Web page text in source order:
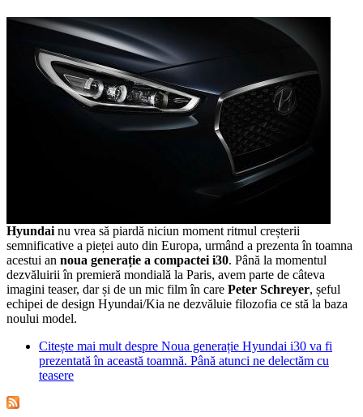
Hyundai nu vrea să piardă niciun moment ritmul creșterii
semnificative a pieței auto din Europa, urmând a prezenta în toamna
acestui an noua generație a compactei i30. Până la momentul
dezvăluirii în premieră mondială la Paris, avem parte de câteva
imagini teaser, dar și de un mic film în care Peter Schreyer, șeful
echipei de design Hyundai/Kia ne dezvăluie filozofia ce stă la baza
noului model.
Citește mai mult despre Noua generație Hyundai i30 va fi
prezentată în această toamnă. Până atunci ne delectăm cu
teasere